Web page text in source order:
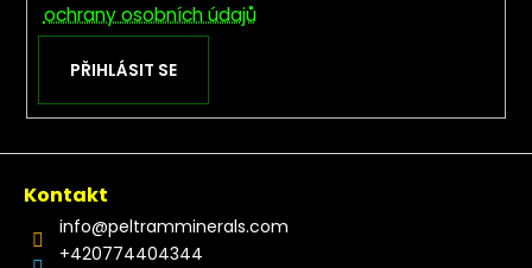
ochrany osobních údajů
PŘIHLÁSIT SE
Kontakt
info@peltramminerals.com
+420774404344